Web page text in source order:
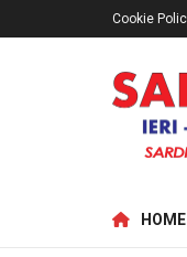
Cookie
HOME